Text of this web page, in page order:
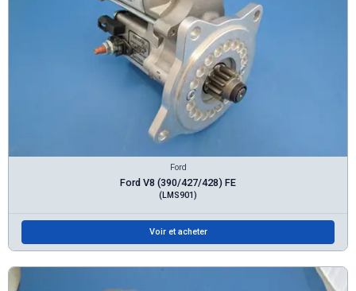
Ford
Ford V8 (390/427/428) FE
(LMS901)
Voir et acheter